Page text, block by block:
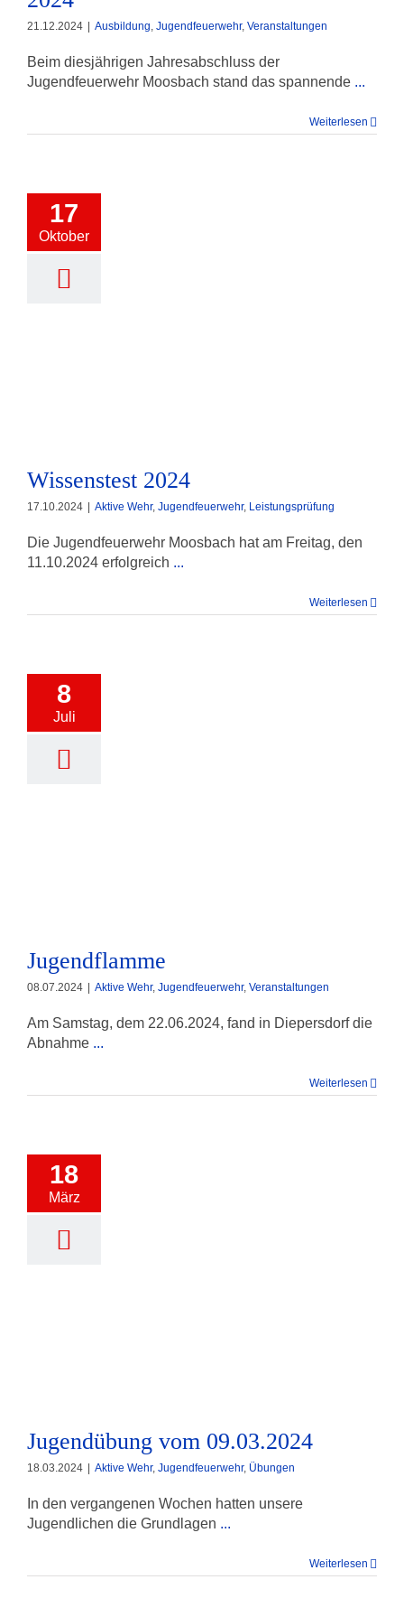
21.12.2024 | Ausbildung Jugendfeuerwehr, Veranstaltungen
Beim diesjährigen Jahresabschluss der
Jugendfeuerwehr Moosbach stand das spannende ...
Weiterlesen
17
Oktober
Wissenstest 2024
17.10.2024 | Aktive Wehr, Jugendfeuerwehr, Leistungsprüfung
Die Jugendfeuerwehr Moosbach hat am Freitag, den
11.10.2024 erfolgreich ...
Weiterlesen
8
Juli
Jugendflamme
08.07.2024 Aktive Wehr, Jugendfeuerwehr, Veranstaltungen
Am Samstag, dem 22.06.2024, fand in Diepersdorf die
Abnahme ...
Weiterlesen
18
März
Jugendübung vom 09.03.2024
18.03.2024 Aktive Wehr, Jugendfeuerwehr, Übungen
In den vergangenen Wochen hatten unsere
Jugendlichen die Grundlagen ...
Weiterlesen